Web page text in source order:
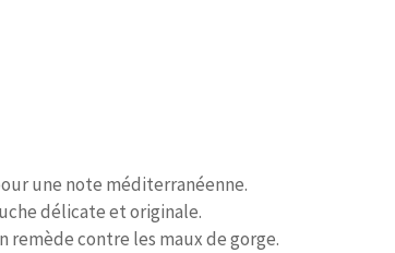
une note méditerranéenne.
délicate et originale.
remède contre les maux de gorge.